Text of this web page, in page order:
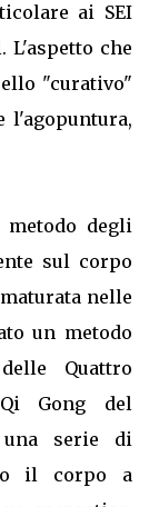
ai SEI
L'aspetto che
"curativo"
l'agopuntura,
metodo degli
sul corpo
nelle
un metodo
Quattro
Gong del
una serie di
il corpo a